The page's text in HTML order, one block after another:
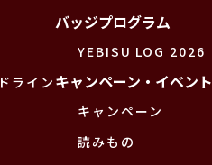
ライン
バッジプログラム
YEBISU LOG 2026
キャンペーン・イベント
キャンペーン
読みもの